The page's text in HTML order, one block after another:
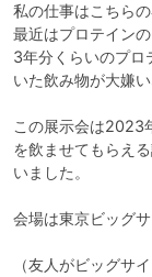
私の仕事はこちら
最近はプロテイン
3年分くらいのプロ
いた飲み物が大嫌
この展示会は2023
を飲ませてもらえ
いました。
会場は東京ビッグサ
（友人がビッグサ